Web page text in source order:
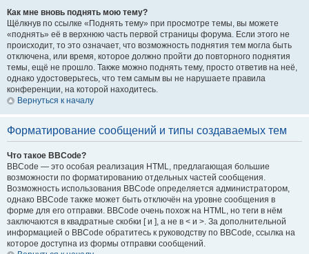
Как мне вновь поднять мою тему?
Щёлкнув по ссылке «Поднять тему» при просмотре темы, вы можете
«поднять» её в верхнюю часть первой страницы форума. Если этого не
происходит, то это означает, что возможность поднятия тем могла быть
отключена, или время, которое должно пройти до повторного поднятия
темы, ещё не прошло. Также можно поднять тему, просто ответив на неё,
однако удостоверьтесь, что тем самым вы не нарушаете правила
конференции, на которой находитесь.
Вернуться к началу
Форматирование сообщений и типы создаваемых тем
Что такое BBCode?
BBCode — это особая реализация HTML, предлагающая большие
возможности по форматированию отдельных частей сообщения.
Возможность использования BBCode определяется администратором,
однако BBCode также может быть отключён на уровне сообщения в
форме для его отправки. BBCode очень похож на HTML, но теги в нём
заключаются в квадратные скобки [ и ], а не в < и >. За дополнительной
информацией о BBCode обратитесь к руководству по BBCode, ссылка на
которое доступна из формы отправки сообщений.